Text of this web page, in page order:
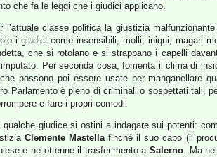
che fa le leggi che i giudici applicano.
l’attuale classe politica la giustizia
i giudici come insensibili, molli, iniqui, magari
che si rotolano e si strappano i capelli
Per seconda cosa, fomenta il clima di
possono poi essere usate per manganellare
Parlamento è pieno di criminali o sospettati tali,
e fare i propri comodi.
qualche giudice si ostini a indagare sui potenti:
Clemente Mastellafinché il suo capo (il
e ne ottenne il trasferimento a Salerno. Ma